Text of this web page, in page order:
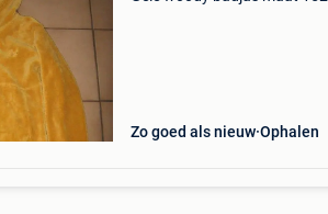
Zo goed als nieuw Ophalen